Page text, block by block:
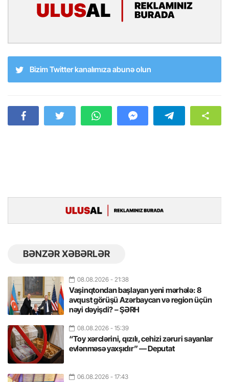
Bizim Twitter kanalımıza abunə olun
BƏNZƏR XƏBƏRLƏR
08.08.2026 - 21:38
Vaşinqtondan başlayan yeni mərhələ: 8
avqust görüşü Azərbaycan və region üçün
nəyi dəyişdi? – ŞƏRH
08.08.2026 - 15:39
“Toy xərclərini, qızılı, cehizi zəruri sayanlar
evlənməsə yaxşıdır” — Deputat
06.08.2026 - 17:43